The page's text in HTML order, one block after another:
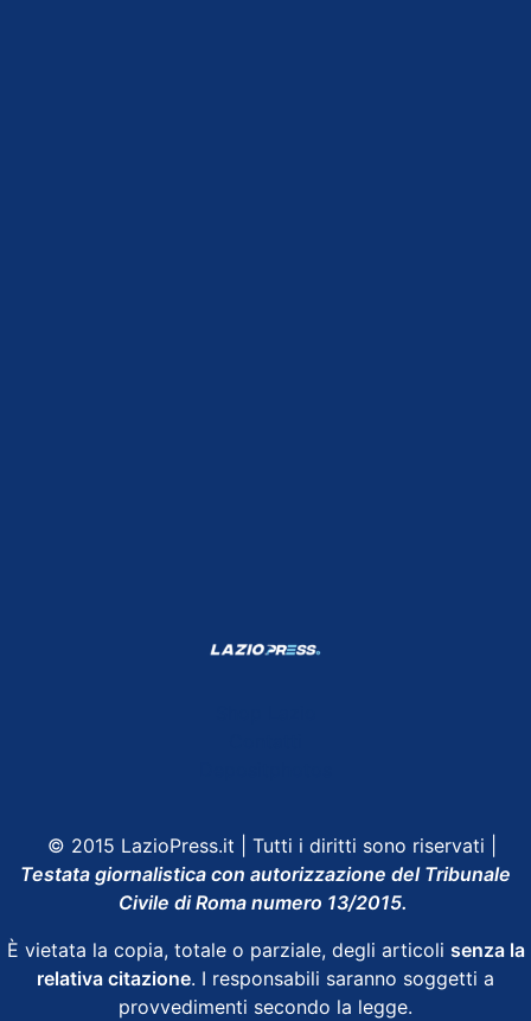
© 2015 LazioPress.it | Tutti i diritti sono riservati |
Testata giornalistica con autorizzazione del Tribunale
Civile di Roma numero 13/2015.
È vietata la copia, totale o parziale, degli articoli senza la
relativa citazione. I responsabili saranno soggetti a
provvedimenti secondo la legge.